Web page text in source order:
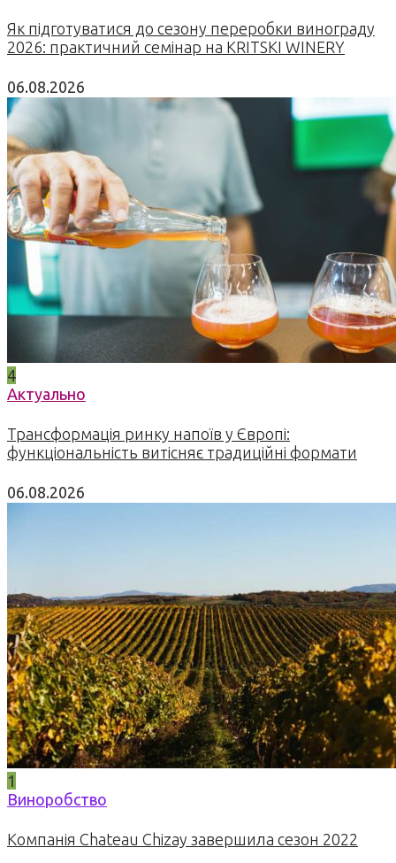
Як підготуватися до сезону переробки винограду
2026: практичний семінар на KRITSKI WINERY
06.08.2026
4
Актуально
Трансформація ринку напоїв у Європі:
функціональність витісняє традиційні формати
06.08.2026
1
Виноробство
Компанія Chateau Chizay завершила сезон 2022